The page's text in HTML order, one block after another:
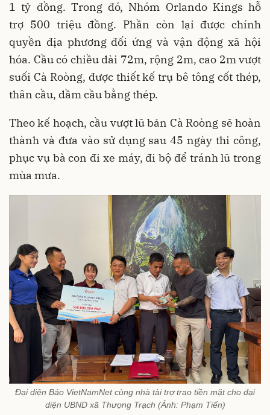
1 tỷ đồng. Trong đó, Nhóm Orlando Kings hỗ
trợ 500 triệu đồng. Phần còn lại được chính
quyền địa phương đối ứng và vận động xã hội
hóa. Cầu có chiều dài 72m, rộng 2m, cao 2m vượt
suối Cà Roòng, được thiết kế trụ bê tông cốt thép,
thân cầu, dầm cầu bằng thép.
Theo kế hoạch, cầu vượt lũ bản Cà Roòng sẽ hoàn
thành và đưa vào sử dụng sau 45 ngày thi công,
phục vụ bà con đi xe máy, đi bộ để tránh lũ trong
mùa mưa.
Đại diện Báo VietNamNet cùng nhà tài trợ trao tiền mặt cho đại
diện UBND xã Thượng Trạch (Ảnh: Phạm Tiến)